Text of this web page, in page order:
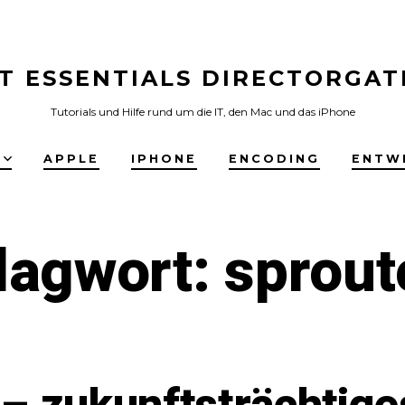
ESSENTIALS
Tutorials und Hilfe rund um die IT, den Mac und das iPhone
APPLE IPHONE ENCODING